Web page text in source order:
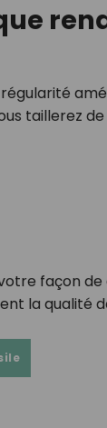
taillerez
façon
la qualité